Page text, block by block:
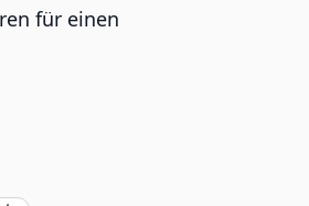
für einen